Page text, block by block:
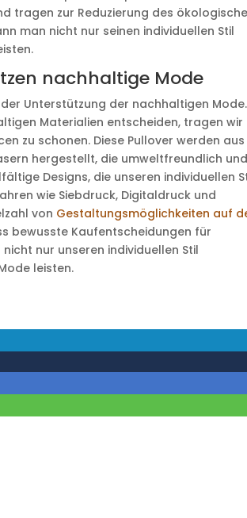
tragen zur Reduzierung des
man nicht nur seinen individuellen Stil
nachhaltige Mode
Unterstützung der nachhaltigen Mode.
Materialien entscheiden, tragen wir
zu schonen. Diese Pullover werden aus
hergestellt, die umweltfreundlich und
Designs, die unseren individuellen
wie Siebdruck, Digitaldruck und
von Gestaltungsmöglichkeiten auf
bewusste Kaufentscheidungen für
nur unseren individuellen Stil
leisten.